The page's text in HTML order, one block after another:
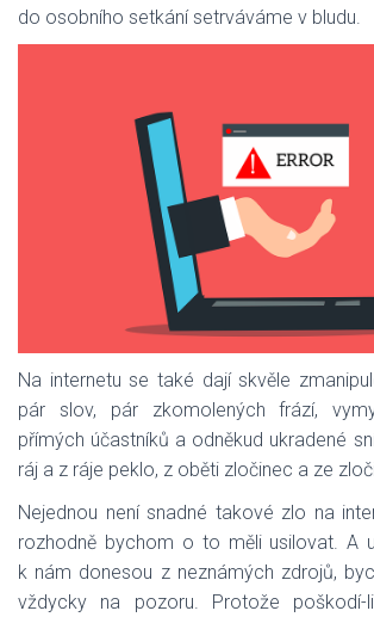
do osobního setkání setrváváme v bludu.
Na internetu se také dají skvěle
pár slov, pár zkomolených frází,
přímých účastníků a odněkud ukradené
ráj a z ráje peklo, z oběti zločinec a ze
Nejednou není snadné takové zlo na
rozhodně bychom o to měli usilovat. A
k nám donesou z neznámých zdrojů,
vždycky na pozoru. Protože